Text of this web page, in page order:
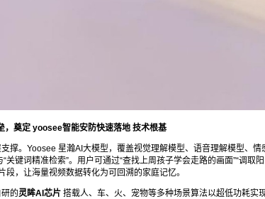
，奠定 yoosee智能安防快速落地 技术根基
撑。Yoosee 星瀚AI大模型，覆盖视觉理解模型、语音理解模型、
“关键词精准检索”。用户可通过“查找上周孩子学会走路的画面”“调取
段，让海量视频数据转化为可回溯的家庭记忆。
的灵眸AI芯片 搭载人、车、火、宠物等多种场景算法以超低功耗实